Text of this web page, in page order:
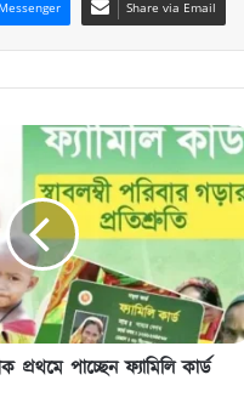
Messenger Share via Email
প্রথমে পাচ্ছেন ফ্যামিলি কার্ড